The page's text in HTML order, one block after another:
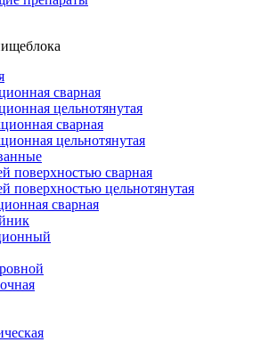
сварная
цельнотянутая
сварная
цельнотянутая
поверхностью сварная
поверхностью цельнотянутая
сварная